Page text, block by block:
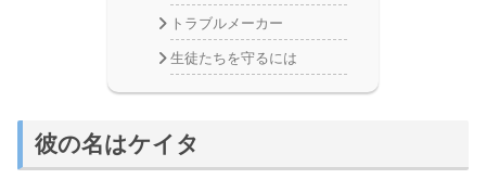
トラブルメーカー
生徒たちを守るには
彼の名はケイタ